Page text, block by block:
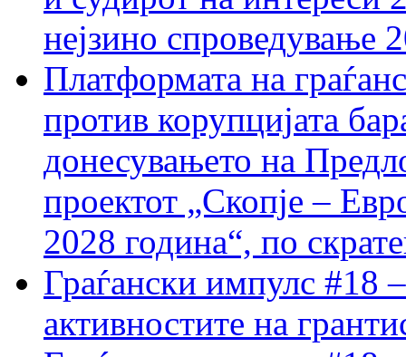
нејзино спроведување
Платформата на
против корупцијата
донесувањето на
проектот „Скопје –
2028 година“, по
Граѓански импулс #18
активностите на